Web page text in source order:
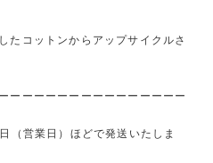
たコットンからアップサイクルさ
ーーーーーーーーーーーーーーー
（営業日）ほどで発送いたしま